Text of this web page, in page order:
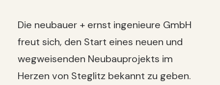
Die neubauer + ernst ingenieure GmbH
freut sich, den Start eines neuen und
wegweisenden Neubauprojekts im
Herzen von Steglitz bekannt zu geben.